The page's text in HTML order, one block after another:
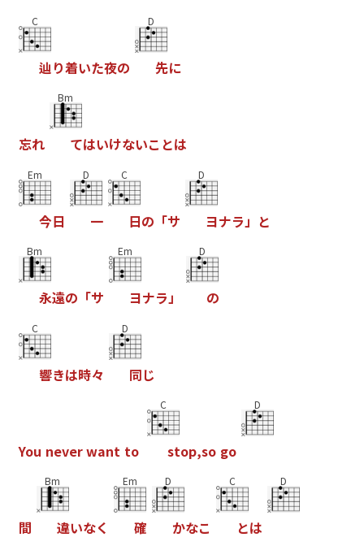
C
辿り着いた夜の
D
先に
忘れ
Bm
てはいけないこ とは
Em
今日
D
一
C
日の 「サ
D
ヨナラ 」 と
Bm
永遠の 「サ
Em
ヨナラ」
D
の
C
響きは時々
D
同じ
You neverwant to
C
stop,so go
D
間
Bm
違いなく
Em
確
D
かなこ
C
とは
D